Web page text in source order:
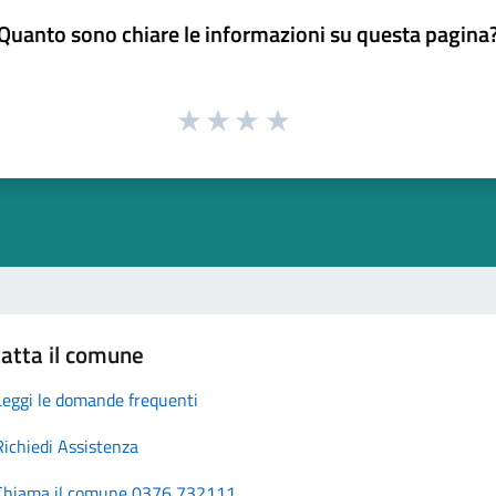
sono chiare le informazioni su questa
il comune
le domande frequenti
Assistenza